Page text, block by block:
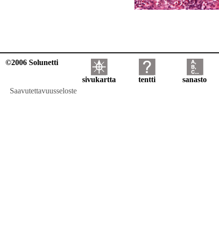
©2006 Solunetti
sivukartta tentti
sanasto
Saavutettavuusseloste